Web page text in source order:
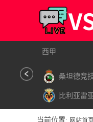
西甲
桑坦德竞
比利亚雷
当前位置: 网站首页